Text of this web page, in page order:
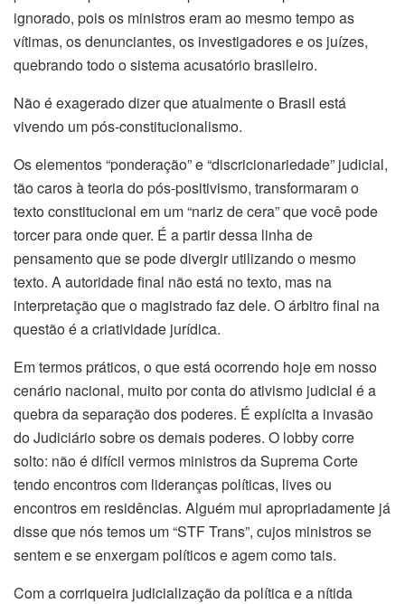
ignorado, pois os ministros eram ao mesmo tempo as
vítimas, os denunciantes, os investigadores e os juízes,
quebrando todo o sistema acusatório brasileiro.
Não é exagerado dizer que atualmente o Brasil está
vivendo um pós-constitucionalismo.
Os elementos “ponderação” e “discricionariedade” judicial,
tão caros à teoria do pós-positivismo, transformaram o
texto constitucional em um “nariz de cera” que você pode
torcer para onde quer. É a partir dessa linha de
pensamento que se pode divergir utilizando o mesmo
texto. A autoridade final não está no texto, mas na
interpretação que o magistrado faz dele. O árbitro final na
questão é a criatividade jurídica.
Em termos práticos, o que está ocorrendo hoje em nosso
cenário nacional, muito por conta do ativismo judicial é a
quebra da separação dos poderes. É explícita a invasão
do Judiciário sobre os demais poderes. O lobby corre
solto: não é difícil vermos ministros da Suprema Corte
tendo encontros com lideranças políticas, lives ou
encontros em residências. Alguém mui apropriadamente já
disse que nós temos um “STF Trans”, cujos ministros se
sentem e se enxergam políticos e agem como tais.
Com a corriqueira judicialização da política e a nítida